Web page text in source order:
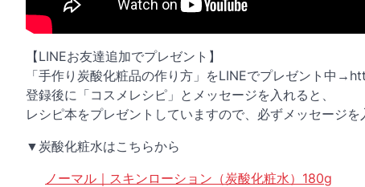
【LINEお友達追加でプレゼント】
「手作り炭酸化粧品の作り方」をLINEでプレゼント中
登録後に「コスメレシピ」とメッセージを入れると、
レシピ本をプレゼントしていますので、必ずメッセージを
▼炭酸化粧水はこちらから
ノーマル｜スキンローション（炭酸化粧水）180g